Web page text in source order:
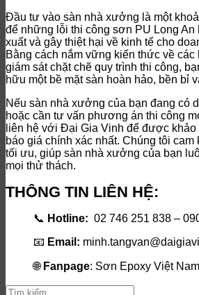
Đầu tư vào sàn nhà xưởng là một
để những lỗi thi công sơn PU Long An
xuất và gây thiệt hại về kinh tế cho
Bằng cách nắm vững kiến thức về
giám sát chặt chẽ quy trình thi công,
hữu một bề mặt sàn hoàn hảo, bền bỉ
Nếu sàn nhà xưởng của bạn đang có
hoặc cần tư vấn phương án thi công
liên hệ với Đại Gia Vinh để được khảo
báo giá chính xác nhất. Chúng tôi
tối ưu, giúp sàn nhà xưởng của bạn
mọi thử thách.
THÔNG TIN LIÊN HỆ:
📞 Hotline: 02 746 251 838 –
📧 Email:
🌐 Fanpage: Sơn Epoxy Việt Nam